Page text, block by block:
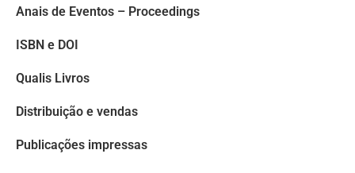
Anais de Eventos – Proceedings
ISBN e DOI
Qualis Livros
Distribuição e vendas
Publicações impressas